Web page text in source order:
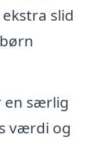
slid
en særlig
værdi og